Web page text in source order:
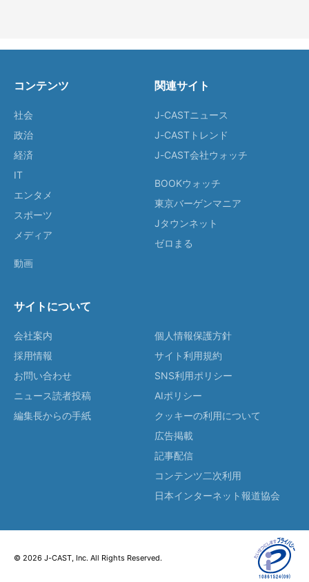
コンテンツ
社会
政治
経済
IT
エンタメ
スポーツ
メディア
動画
関連サイト
J-CASTニュース
J-CASTトレンド
J-CAST会社ウォッチ
BOOKウォッチ
東京バーゲンマニア
Jタウンネット
ゼロまる
サイトについて
会社案内
採用情報
お問い合わせ
ニュース読者投稿
編集長からの手紙
個人情報保護方針
サイト利用規約
SNS利用ポリシー
AIポリシー
クッキーの利用について
広告掲載
記事配信
コンテンツ二次利用
日本インターネット報道協会
© 2026 J-CAST, Inc. All Rights Reserved.